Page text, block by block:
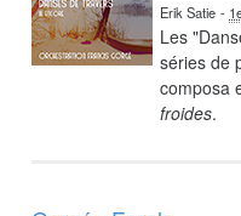
Erik Satie -
Les
séries de
composa
froides.